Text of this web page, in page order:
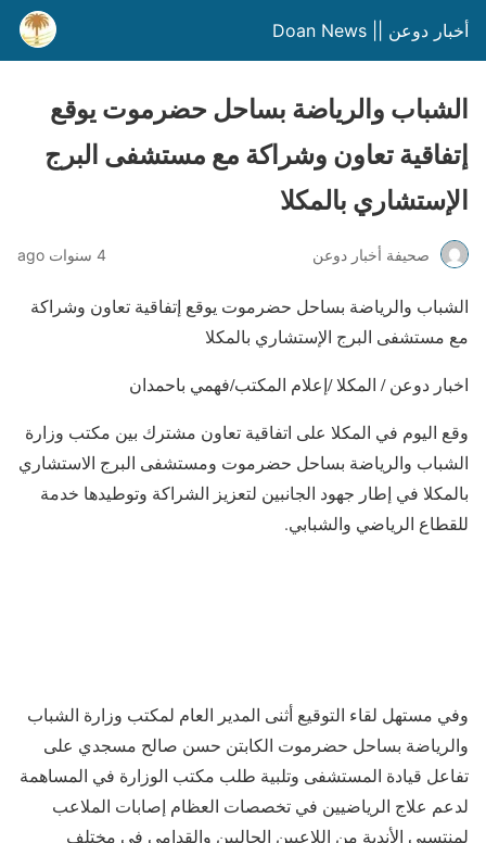
أخبار دوعن || Doan News
الشباب والرياضة بساحل حضرموت يوقع
إتفاقية تعاون وشراكة مع مستشفى البرج
الإستشاري بالمكلا
صحيفة أخبار دوعن 4 سنوات ago
الشباب والرياضة بساحل حضرموت يوقع إتفاقية تعاون وشراكة
مع مستشفى البرج الإستشاري بالمكلا
اخبار دوعن / المكلا /إعلام المكتب/فهمي باحمدان
وقع اليوم في المكلا على اتفاقية تعاون مشترك بين مكتب وزارة
الشباب والرياضة بساحل حضرموت ومستشفى البرج الاستشاري
بالمكلا في إطار جهود الجانبين لتعزيز الشراكة وتوطيدها خدمة
للقطاع الرياضي والشبابي.
وفي مستهل لقاء التوقيع أثنى المدير العام لمكتب وزارة الشباب
والرياضة بساحل حضرموت الكابتن حسن صالح مسجدي على
تفاعل قيادة المستشفى وتلبية طلب مكتب الوزارة في المساهمة
لدعم علاج الرياضيين في تخصصات العظام إصابات الملاعب
لمنتسبي الأندية من اللاعبين الحاليين والقدامى في مختلف